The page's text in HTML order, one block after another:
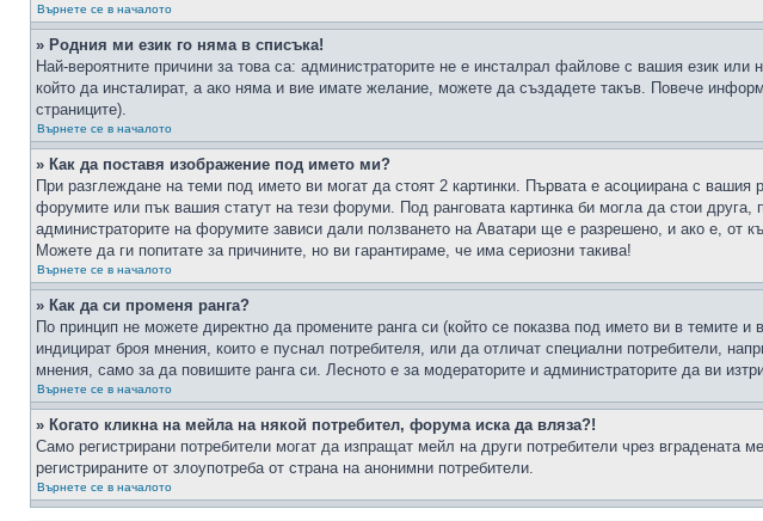
Върнете се в началото
» Родния ми език го няма в списъка!
Най-вероятните причини за това са: администраторите не е инсталрал файлове с вашия език
който да инсталират, а ако няма и вие имате желание, можете да създадете такъв. Повече
страниците).
Върнете се в началото
» Как да поставя изображение под името ми?
При разглеждане на теми под името ви могат да стоят 2 картинки. Първата е асоциирана с
форумите или пък вашия статут на тези форуми. Под ранговата картинка би могла да стои
администраторите на форумите зависи дали ползването на Аватари ще е разрешено, и ако е, от
Можете да ги попитате за причините, но ви гарантираме, че има сериозни такива!
Върнете се в началото
» Как да си променя ранга?
По принцип не можете директно да промените ранга си (който се показва под името ви в
индицират броя мнения, които е пуснал потребителя, или да отличат специални потребители,
мнения, само за да повишите ранга си. Лесното е за модераторите и администраторите да ви
Върнете се в началото
» Когато кликна на мейла на някой потребител, форума иска да вляза?!
Само регистрирани потребители могат да изпращат мейл на други потребители чрез
регистрираните от злоупотреба от страна на анонимни потребители.
Върнете се в началото